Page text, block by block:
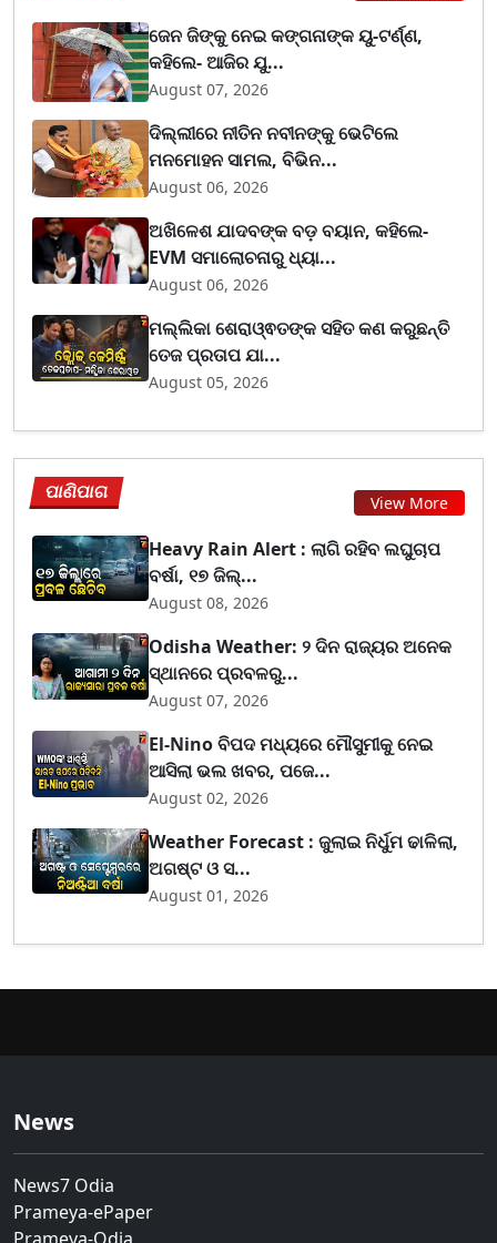
ଜେନ ଜିଙ୍କୁ ନେଇ କଙ୍ଗନାଙ୍କ ୟୁ-ଟର୍ଣ୍ଣ,
କହିଲେ- ଆଜିର ଯୁ...
August 07, 2026
ଦିଲ୍ଲୀରେ ନୀତିନ ନବୀନଙ୍କୁ ଭେଟିଲେ
ମନମୋହନ ସାମଲ, ବିଭିନ...
August 06, 2026
ଅଖିଳେଶ ଯାଦବଙ୍କ ବଡ଼ ବୟାନ, କହିଲେ-
EVM ସମାଲୋଚନାରୁ ଧ୍ୟା...
August 06, 2026
ମଲ୍ଲିକା ଶେରାଓ୍ଵତଙ୍କ ସହିତ କଣ କରୁଛନ୍ତି
ତେଜ ପ୍ରତାପ ଯା...
August 05, 2026
ପାଣିପାଗ View More
Heavy Rain Alert : ଲାଗି ରହିବ ଲଘୁଚାପ
ବର୍ଷା, ୧୭ ଜିଲ୍...
August 08, 2026
Odisha Weather: ୨ ଦିନ ରାଜ୍ୟର ଅନେକ
ସ୍ଥାନରେ ପ୍ରବଳରୁ...
August 07, 2026
El-Nino ବିପଦ ମଧ୍ୟରେ ମୌସୁମୀକୁ ନେଇ
ଆସିଲା ଭଲ ଖବର, ପଜେ...
August 02, 2026
Weather Forecast : ଜୁଲାଇ ନିର୍ଧୁମ ଢାଳିଲା,
ଅଗଷ୍ଟ ଓ ସ...
August 01, 2026
News
News7 Odia
Prameya-ePaper